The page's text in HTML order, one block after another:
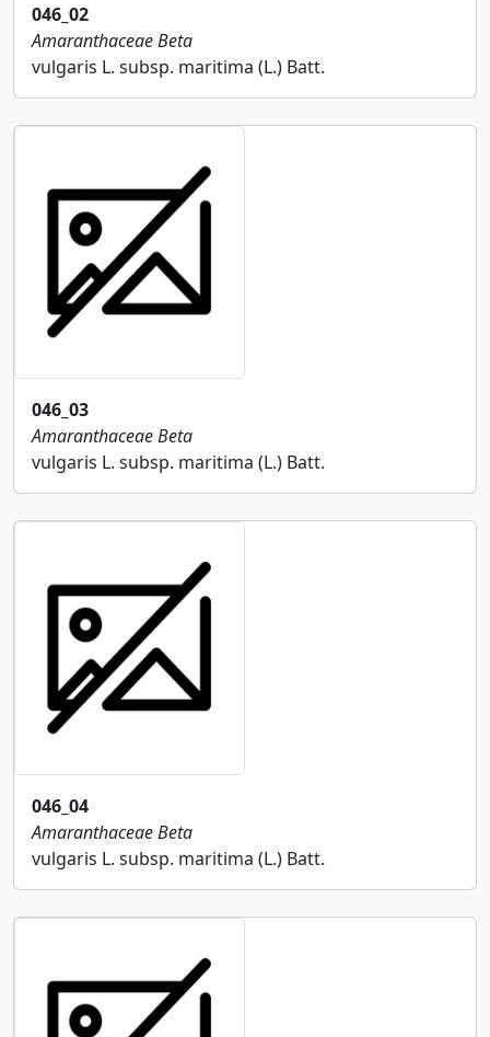
046_02
AmaranthaceaeBeta
vulgaris L. subsp. maritima (L.) Batt.
046_03
AmaranthaceaeBeta
vulgaris L. subsp. maritima (L.) Batt.
046_04
AmaranthaceaeBeta
vulgaris L. subsp. maritima (L.) Batt.